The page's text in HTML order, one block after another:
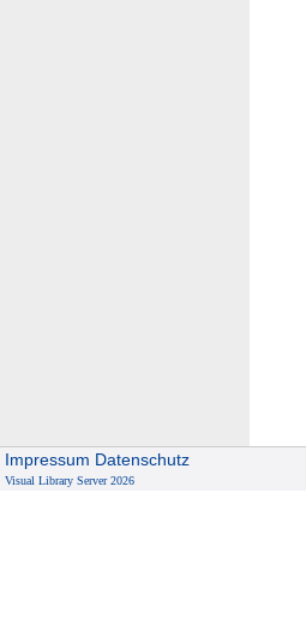
Impressum Datenschutz
Visual Library Server 2026